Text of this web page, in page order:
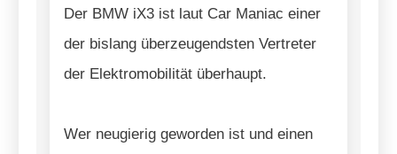
Der BMW iX3 ist laut Car Maniac einer
der bislang überzeugendsten Vertreter
der Elektromobilität überhaupt.
Wer neugierig geworden ist und einen